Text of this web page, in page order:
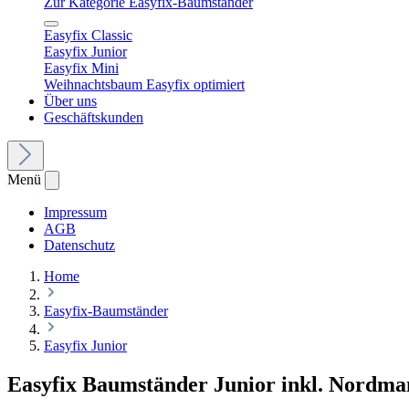
Easyfix Classic
Easyfix Junior
Easyfix Mini
Weihnachtsbaum Easyfix optimiert
Über uns
Geschäftskunden
Menü
Impressum
AGB
Datenschutz
Home
Easyfix-Baumständer
Easyfix Junior
Easyfix Baumständer Junior inkl.